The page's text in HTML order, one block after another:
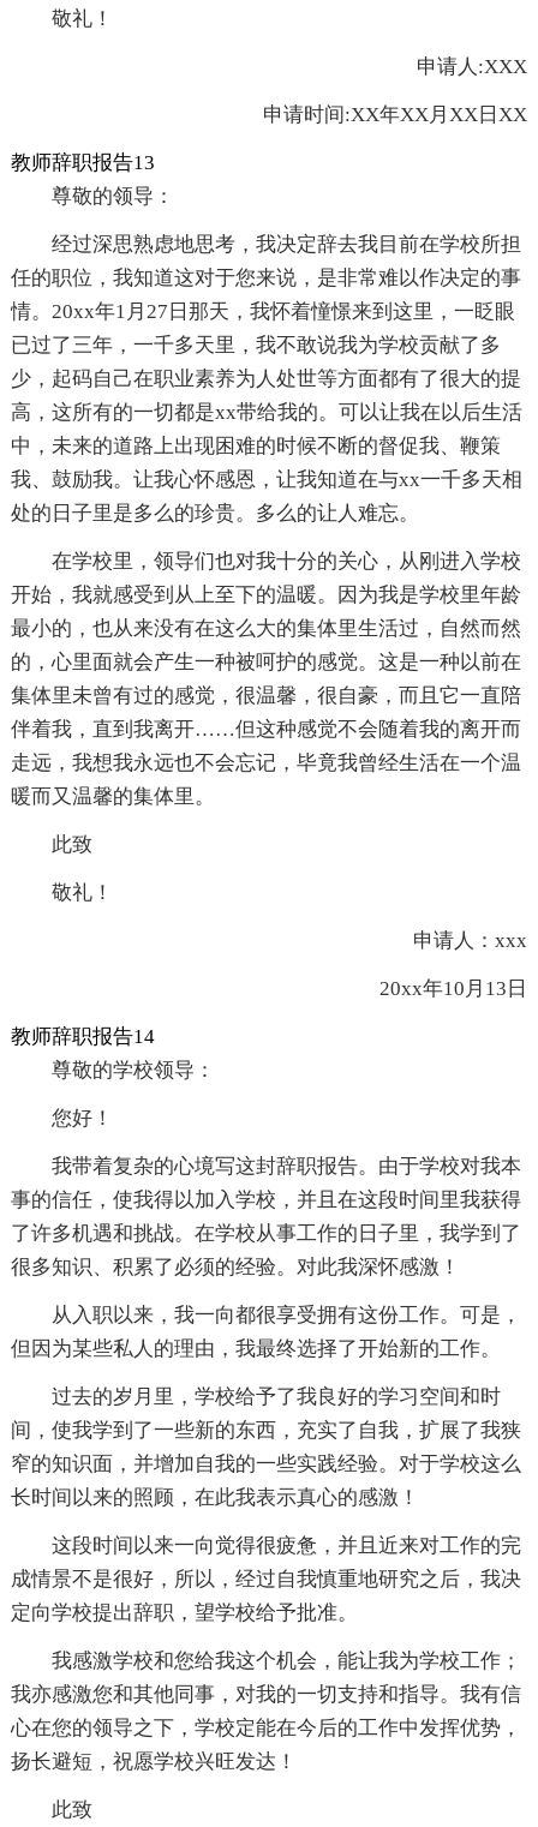
敬礼！
申请人:XXX
申请时间:XX年XX月XX日XX
教师辞职报告13
尊敬的领导：
经过深思熟虑地思考，我决定辞去我目前在学校所担
任的职位，我知道这对于您来说，是非常难以作决定的事
情。20xx年1月27日那天，我怀着憧憬来到这里，一眨眼
已过了三年，一千多天里，我不敢说我为学校贡献了多
少，起码自己在职业素养为人处世等方面都有了很大的提
高，这所有的一切都是xx带给我的。可以让我在以后生活
中，未来的道路上出现困难的时候不断的督促我、鞭策
我、鼓励我。让我心怀感恩，让我知道在与xx一千多天相
处的日子里是多么的珍贵。多么的让人难忘。
在学校里，领导们也对我十分的关心，从刚进入学校
开始，我就感受到从上至下的温暖。因为我是学校里年龄
最小的，也从来没有在这么大的集体里生活过，自然而然
的，心里面就会产生一种被呵护的感觉。这是一种以前在
集体里未曾有过的感觉，很温馨，很自豪，而且它一直陪
伴着我，直到我离开……但这种感觉不会随着我的离开而
走远，我想我永远也不会忘记，毕竟我曾经生活在一个温
暖而又温馨的集体里。
此致
敬礼！
申请人：xxx
20xx年10月13日
教师辞职报告14
尊敬的学校领导：
您好！
我带着复杂的心境写这封辞职报告。由于学校对我本
事的信任，使我得以加入学校，并且在这段时间里我获得
了许多机遇和挑战。在学校从事工作的日子里，我学到了
很多知识、积累了必须的经验。对此我深怀感激！
从入职以来，我一向都很享受拥有这份工作。可是，
但因为某些私人的理由，我最终选择了开始新的工作。
过去的岁月里，学校给予了我良好的学习空间和时
间，使我学到了一些新的东西，充实了自我，扩展了我狭
窄的知识面，并增加自我的一些实践经验。对于学校这么
长时间以来的照顾，在此我表示真心的感激！
这段时间以来一向觉得很疲惫，并且近来对工作的完
成情景不是很好，所以，经过自我慎重地研究之后，我决
定向学校提出辞职，望学校给予批准。
我感激学校和您给我这个机会，能让我为学校工作；
我亦感激您和其他同事，对我的一切支持和指导。我有信
心在您的领导之下，学校定能在今后的工作中发挥优势，
扬长避短，祝愿学校兴旺发达！
此致